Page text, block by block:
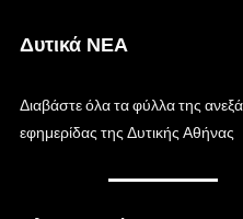
Δυτικά ΝΕΑ
Διαβάστε όλα τα φύλλα της
εφημερίδας της Δυτικής Αθήνας